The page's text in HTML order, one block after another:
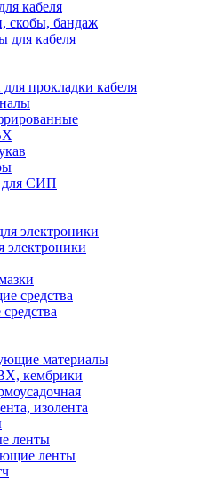
кабеля
скобы, бандаж
для кабеля
прокладки кабеля
для СИП
электроники
электроники
средства
материалы
кембрики
изолента
ленты
ленты